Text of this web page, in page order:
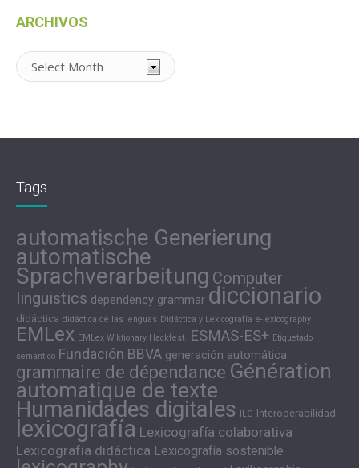
ARCHIVOS
Archivos
Tags
automatische Generierung
automatische
Sprachverarbeitung Computer
linguistics dependency grammar diccionario
didáctica didáctica de las lenguas Didáctica y Lexicografía e-lexicography
EMLex EMLex Wiktionary Hackfest. ESMAS-ES+ Etiquetado
semántico Fundación BBVA generación automática
grammaire de dépendance Génération
automatique de texte
Humanidades digitales ILG Interoperabilidad
lexicografía Lexicografía colaborativa
Lexicografía didáctica Lexicografía sostenible